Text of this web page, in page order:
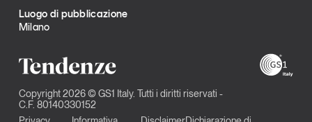
Luogo di pubblicazione
Milano
Copyright 2026 © GS1 Italy. Tutti i diritti riservati -
C.F. 80140330152